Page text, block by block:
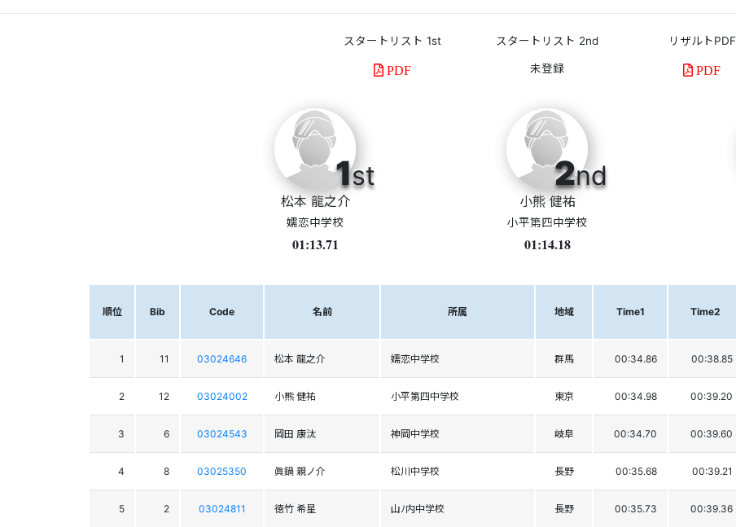
スタートリスト 1st
PDF
スタートリスト 2nd リザルトPDF
PDF
1st
松本 龍之介
嬬恋中学校
01:13.71
2nd
小熊 健祐
小平第四中学校
01:14.18
順位 Bib Code 名前 所属 地域 Time1 Time2
1 11 03024646 松本 龍之介 嬬恋中学校 群馬 00:34.86 00:38.85
2 12 03024002 小熊 健祐 小平第四中学校 東京 00:34.98 00:39.20
3 6 03024543 岡田 康汰 神岡中学校 岐阜 00:34.70 00:39.60
4 8 03025350 眞鍋 親ノ介 松川中学校 長野 00:35.68 00:39.21
5 2 03024811 徳竹 希星 山ﾉ内中学校 長野 00:35.73 00:39.36